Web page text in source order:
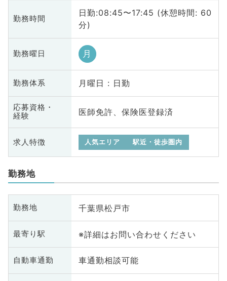
勤務時間
日勤:08:45〜17:45 (休憩時間: 60
分)
勤務曜日 月
勤務体系 月曜日 : 日勤
応募資格・
経験
医師免許、保険医登録済
求人特徴 人気エリア 駅近・徒歩圏内
勤務地
勤務地 千葉県松戸市
最寄り駅 ※詳細はお問い合わせください
自動車通勤 車通勤相談可能